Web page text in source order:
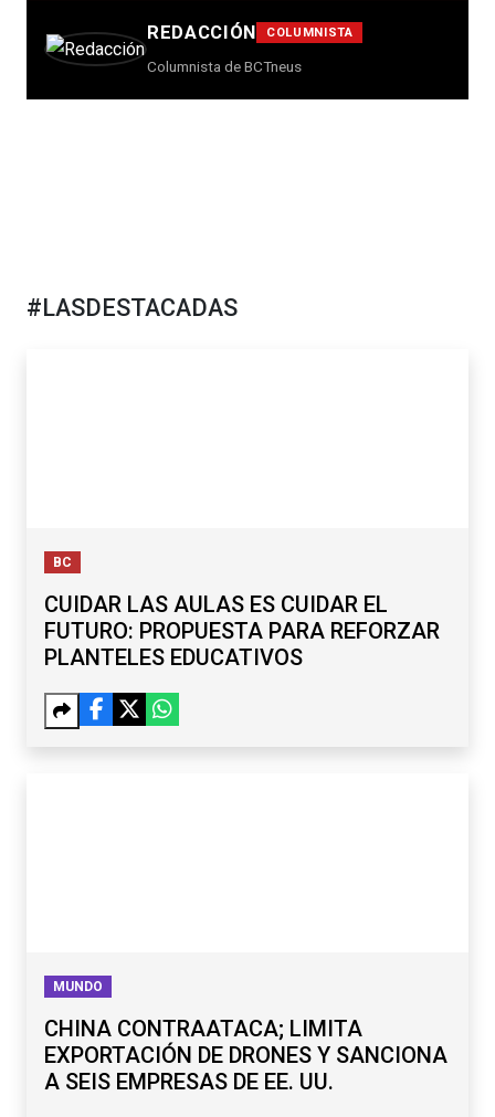
REDACCIÓN COLUMNISTA
Columnista de BCTneus
#LASDESTACADAS
BC
CUIDAR LAS AULAS ES CUIDAR EL
FUTURO: PROPUESTA PARA REFORZAR
PLANTELES EDUCATIVOS
MUNDO
CHINA CONTRAATACA; LIMITA
EXPORTACIÓN DE DRONES Y SANCIONA
A SEIS EMPRESAS DE EE. UU.